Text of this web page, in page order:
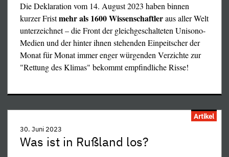
Noch weitaus merkwürdiger ist aber etwas anderes, was
mangels Erinnerungsvermögens den meisten
Zeitungslesern und den auf dem Weg zu ihren Mails mit
Propagandajauche bespritzten Internet-Nutzern leider so
ungleichen NATO-Krieges gegen das unglückliche Syrien
gelang es den Verteidigern des Landes vor einigen Jahren
einmal, einen größeren Trupp von Eindringlingen
Die Deklaration vom 14. August 2023 haben binnen
kurzer Fristmehr als 1600 Wissenschaftleraus aller Welt
unterzeichnet – die Front der gleichgeschalteten Unisono-
Medien und der hinter ihnen stehenden Einpeitscher der
Monat für Monat immer enger würgenden Verzichte zur
"Rettung des Klimas" bekommt empfindliche Risse!
Artikel
30. Juni 2023
Was ist in Rußland los?